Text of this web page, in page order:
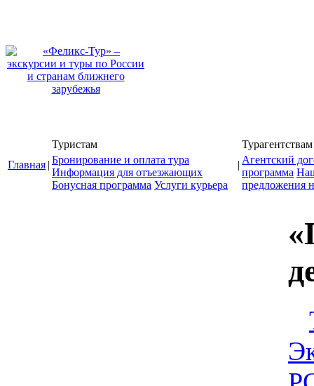
Главная |
Туристам
Бронирование и оплата тура
Информация для отъезжающих
Бонусная программа Услуги курьера
|
Турагентствам
Агентский
программа
предложения